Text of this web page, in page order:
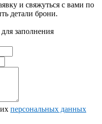
и свяжуться с вами по
детали брони.
заполнения
персональных данных